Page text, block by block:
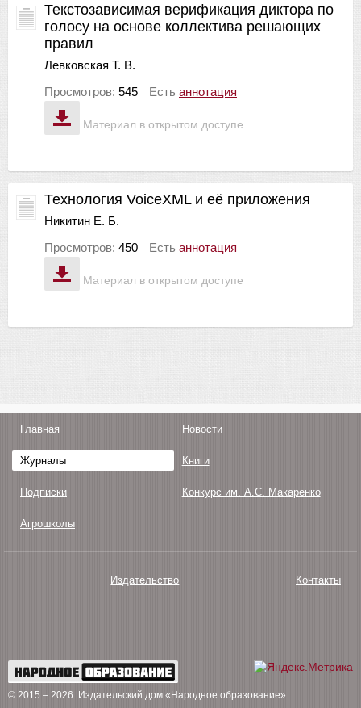
Материал в открытом доступе
Текстозависимая верификация диктора по
голосу на основе коллектива решающих
правил
Левковская Т. В.
Просмотров: 545 Есть аннотация
Материал в открытом доступе
Технология VoiceXML и её приложения
Никитин Е. Б.
Просмотров: 450 Есть аннотация
Главная Новости
Журналы Книги
Подписки Конкурс им. А.С. Макаренко
Агрошколы
Издательство Контакты
© 2015 – 2026. Издательский дом «Народное образование»